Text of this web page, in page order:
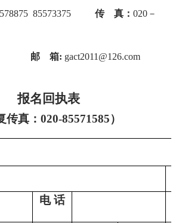
85573375 传 真： 020－
邮 箱: gact2011@126.com
报名回执表
传真：020-85571585）
电 话